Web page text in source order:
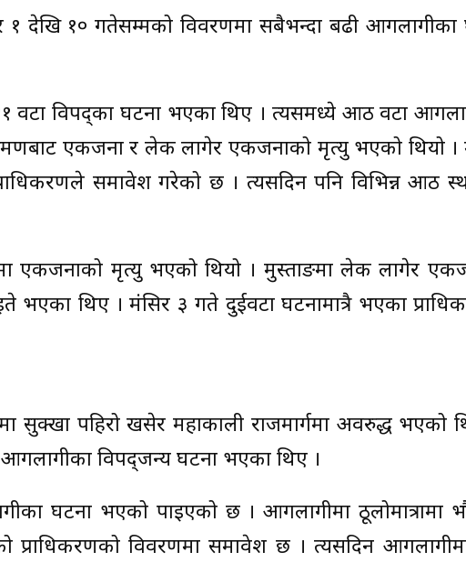
१ देखि १० गतेसम्मको विवरणमा सबैभन्दा बढी आगलागीका
वटा विपद्का घटना भएका थिए । त्यसमध्ये आठ वटा
एकजना र लेक लागेर एकजनाको मृत्यु भएको थियो ।
समावेश गरेको छ । त्यसदिन पनि विभिन्न आठ
एकजनाको मृत्यु भएको थियो । मुस्ताङमा लेक लागेर
भएका थिए । मंसिर ३ गते दुईवटा घटनामात्रै भएका
सुक्खा पहिरो खसेर महाकाली राजमार्गमा अवरुद्ध भएको
विपद्जन्य घटना भएका थिए ।
घटना भएको पाइएको छ । आगलागीमा ठूलोमात्रामा
प्राधिकरणको विवरणमा समावेश छ । त्यसदिन